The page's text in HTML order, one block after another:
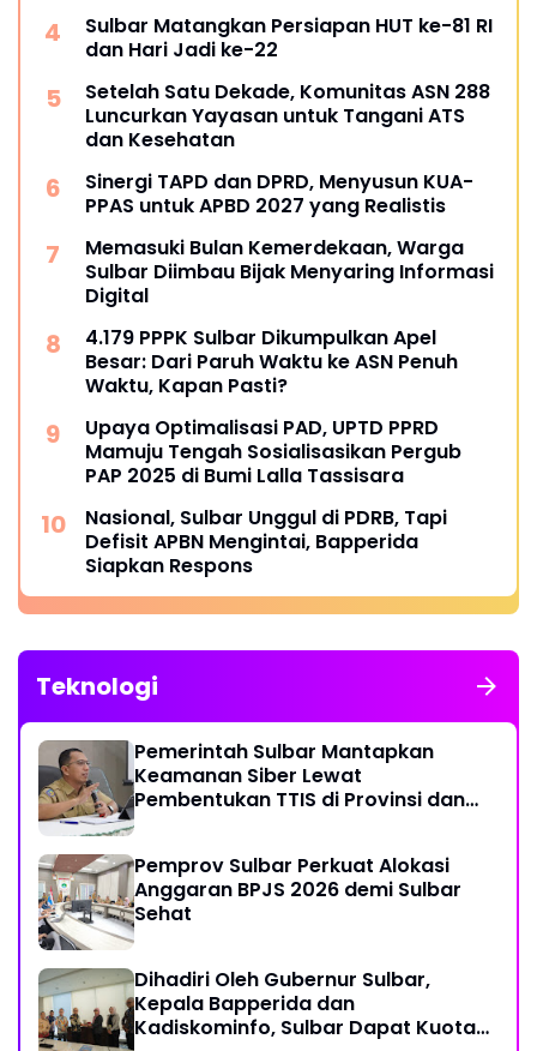
Sulbar Matangkan Persiapan HUT ke-81 RI
dan Hari Jadi ke-22
Setelah Satu Dekade, Komunitas ASN 288
Luncurkan Yayasan untuk Tangani ATS
dan Kesehatan
Sinergi TAPD dan DPRD, Menyusun KUA-
PPAS untuk APBD 2027 yang Realistis
Memasuki Bulan Kemerdekaan, Warga
Sulbar Diimbau Bijak Menyaring Informasi
Digital
4.179 PPPK Sulbar Dikumpulkan Apel
Besar: Dari Paruh Waktu ke ASN Penuh
Waktu, Kapan Pasti?
Upaya Optimalisasi PAD, UPTD PPRD
Mamuju Tengah Sosialisasikan Pergub
PAP 2025 di Bumi Lalla Tassisara
Nasional, Sulbar Unggul di PDRB, Tapi
Defisit APBN Mengintai, Bapperida
Siapkan Respons
Teknologi
Pemerintah Sulbar Mantapkan
Keamanan Siber Lewat
Pembentukan TTIS di Provinsi dan
Pemprov Sulbar Perkuat Alokasi
Anggaran BPJS 2026 demi Sulbar
Sehat
Dihadiri Oleh Gubernur Sulbar,
Kepala Bapperida dan
Kadiskominfo, Sulbar Dapat Kuota